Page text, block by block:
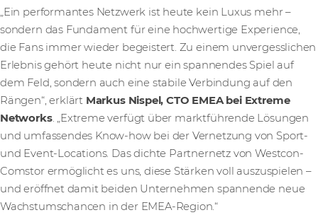
„Ein performantes Netzwerk ist heute kein Luxus mehr –
sondern das Fundament für eine hochwertige Experience,
die Fans immer wieder begeistert. Zu einem unvergesslichen
Erlebnis gehört heute nicht nur ein spannendes Spiel auf
dem Feld, sondern auch eine stabile Verbindung auf den
Rängen“, erklärt Markus Nispel, CTO EMEA bei Extreme
Networks. „Extreme verfügt über marktführende Lösungen
und umfassendes Know-how bei der Vernetzung von Sport-
und Event-Locations. Das dichte Partnernetz von Westcon-
Comstor ermöglicht es uns, diese Stärken voll auszuspielen –
und eröffnet damit beiden Unternehmen spannende neue
Wachstumschancen in der EMEA-Region.“